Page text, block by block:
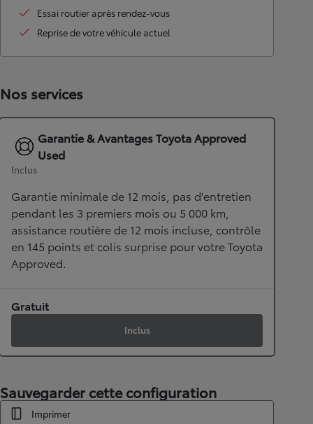
Essai routier après rendez-vous
Reprise de votre véhicule actuel
Nos services
Garantie & Avantages Toyota Approved
Used
Inclus
Garantie minimale de 12 mois, pas d'entretien
pendant les 3 premiers mois ou 5 000 km,
assistance routière de 12 mois incluse, contrôle
en 145 points et colis surprise pour votre Toyota
Approved.
Gratuit
Inclus
Sauvegarder cette configuration
Imprimer